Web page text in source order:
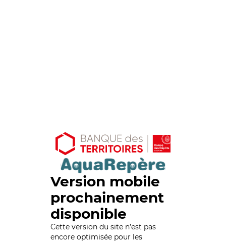
Version mobile
prochainement
disponible
Cette version du site n’est pas
encore optimisée pour les